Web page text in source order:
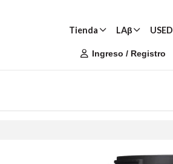
Tienda LAβ USED
Ingreso / Registro